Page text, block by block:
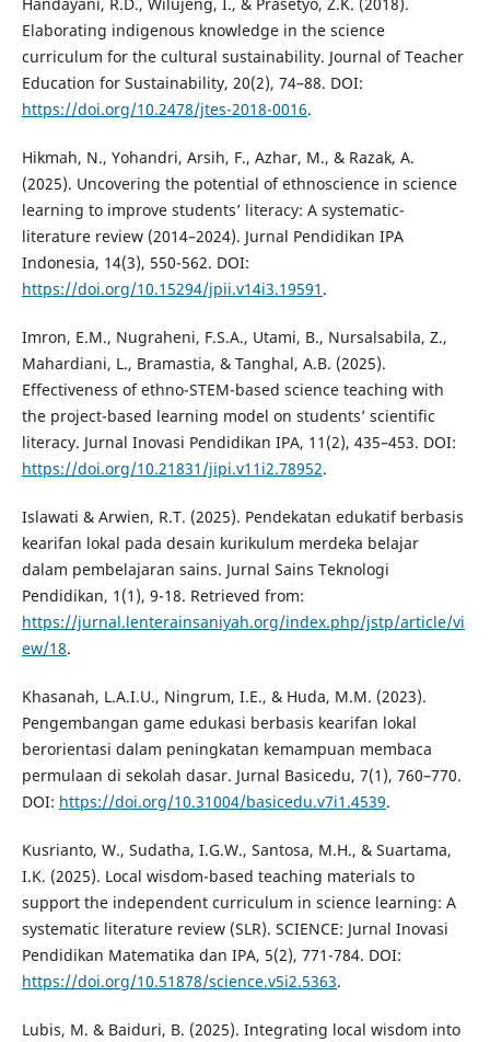
Elaborating indigenous knowledge in the science
curriculum for the cultural sustainability. Journal of Teacher
Education for Sustainability, 20(2), 74–88. DOI:
https://doi.org/10.2478/jtes-2018-0016.
Hikmah, N., Yohandri, Arsih, F., Azhar, M., & Razak, A.
(2025). Uncovering the potential of ethnoscience in science
learning to improve students’ literacy: A systematic-
literature review (2014–2024). Jurnal Pendidikan IPA
Indonesia, 14(3), 550-562. DOI:
https://doi.org/10.15294/jpii.v14i3.19591 .
Imron, E.M., Nugraheni, F.S.A., Utami, B., Nursalsabila, Z.,
Mahardiani, L., Bramastia, & Tanghal, A.B. (2025).
Effectiveness of ethno-STEM-based science teaching with
the project-based learning model on students’ scientific
literacy. Jurnal Inovasi Pendidikan IPA, 11(2), 435–453. DOI:
https://doi.org/10.21831/jipi.v11i2.78952.
Islawati & Arwien, R.T. (2025). Pendekatan edukatif berbasis
kearifan lokal pada desain kurikulum merdeka belajar
dalam pembelajaran sains. Jurnal Sains Teknologi
Pendidikan, 1(1), 9-18. Retrieved from:
https://jurnal.lenterainsaniyah.org/index.php/jstp/article/vi
ew/18.
Khasanah, L.A.I.U., Ningrum, I.E., & Huda, M.M. (2023).
Pengembangan game edukasi berbasis kearifan lokal
berorientasi dalam peningkatan kemampuan membaca
permulaan di sekolah dasar. Jurnal Basicedu, 7(1), 760–770.
DOI: https://doi.org/10.31004/basicedu.v7i1.4539.
Kusrianto, W., Sudatha, I.G.W., Santosa, M.H., & Suartama,
I.K. (2025). Local wisdom-based teaching materials to
support the independent curriculum in science learning: A
systematic literature review (SLR). SCIENCE: Jurnal Inovasi
Pendidikan Matematika dan IPA, 5(2), 771-784. DOI:
https://doi.org/10.51878/science.v5i2.5363.
Lubis, M. & Baiduri, B. (2025). Integrating local wisdom into